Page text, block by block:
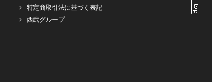
特定商取引法に基づく表記
西武グループ